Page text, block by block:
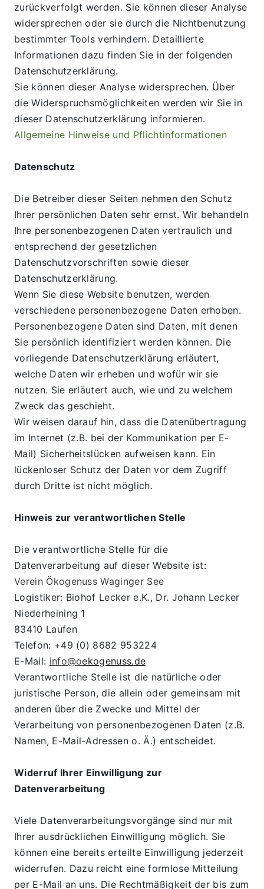
zurückverfolgt werden. Sie können dieser Analyse
widersprechen oder sie durch die Nichtbenutzung
bestimmter Tools verhindern. Detaillierte
Informationen dazu finden Sie in der folgenden
Datenschutzerklärung.
Sie können dieser Analyse widersprechen. Über
die Widerspruchsmöglichkeiten werden wir Sie in
dieser Datenschutzerklärung informieren.
Allgemeine Hinweise und Pflichtinformationen
Datenschutz
Die Betreiber dieser Seiten nehmen den Schutz
Ihrer persönlichen Daten sehr ernst. Wir behandeln
Ihre personenbezogenen Daten vertraulich und
entsprechend der gesetzlichen
Datenschutzvorschriften sowie dieser
Datenschutzerklärung.
Wenn Sie diese Website benutzen, werden
verschiedene personenbezogene Daten erhoben.
Personenbezogene Daten sind Daten, mit denen
Sie persönlich identifiziert werden können. Die
vorliegende Datenschutzerklärung erläutert,
welche Daten wir erheben und wofür wir sie
nutzen. Sie erläutert auch, wie und zu welchem
Zweck das geschieht.
Wir weisen darauf hin, dass die Datenübertragung
im Internet (z.B. bei der Kommunikation per E-
Mail) Sicherheitslücken aufweisen kann. Ein
lückenloser Schutz der Daten vor dem Zugriff
durch Dritte ist nicht möglich.
Hinweis zur verantwortlichen Stelle
Die verantwortliche Stelle für die
Datenverarbeitung auf dieser Website ist:
Verein Ökogenuss Waginger See
Logistiker: Biohof Lecker e.K., Dr. Johann Lecker
Niederheining 1
83410 Laufen
Telefon: +49 (0) 8682 953224
E-Mail: info@oekogenuss.de
Verantwortliche Stelle ist die natürliche oder
juristische Person, die allein oder gemeinsam mit
anderen über die Zwecke und Mittel der
Verarbeitung von personenbezogenen Daten (z.B.
Namen, E-Mail-Adressen o. Ä.) entscheidet.
Widerruf Ihrer Einwilligung zur
Datenverarbeitung
Viele Datenverarbeitungsvorgänge sind nur mit
Ihrer ausdrücklichen Einwilligung möglich. Sie
können eine bereits erteilte Einwilligung jederzeit
widerrufen. Dazu reicht eine formlose Mitteilung
per E-Mail an uns. Die Rechtmäßigkeit der bis zum